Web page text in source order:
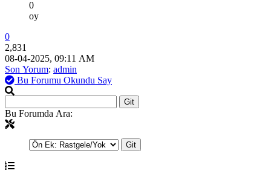
0
oy
0
2,831
08-04-2025, 09:11 AM
Son Yorum: admin
Bu Forumu Okundu Say
Bu Forumda Ara: